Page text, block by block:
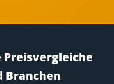
Preisvergleiche
Branchen